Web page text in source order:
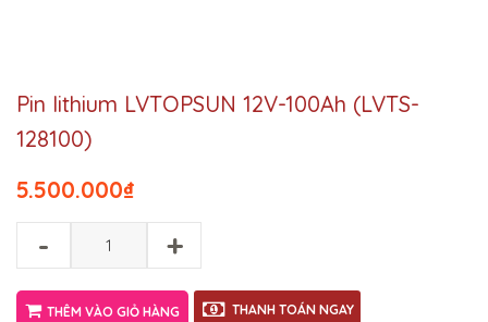
Pin lithium LVTOPSUN 12V-100Ah (LVTS-
128100)
₫
5.500.000
- +
THÊM VÀO GIỎ HÀNG THANH TOÁN NGAY